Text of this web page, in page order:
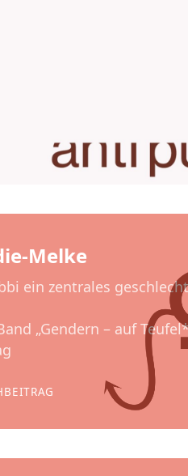
Melke
ein zentrales
„Gendern – auf